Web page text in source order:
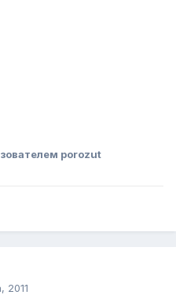
porozut
2011